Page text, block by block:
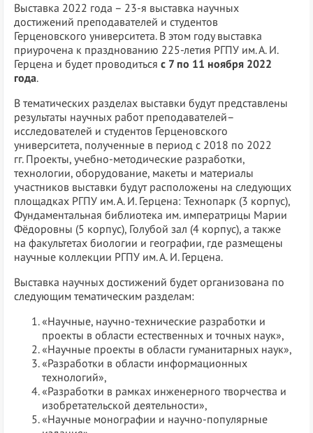
Выставка 2022 года – 23-я выставка научных
достижений преподавателей и студентов
Герценовского университета. В этом году выставка
приурочена к празднованию 225-летия РГПУ им. А. И.
Герцена и будет проводиться с 7 по 11 ноября 2022
года.
В тематических разделах выставки будут представлены
результаты научных работ преподавателей–
исследователей и студентов Герценовского
университета, полученные в период с 2018 по 2022
гг. Проекты, учебно-методические разработки,
технологии, оборудование, макеты и материалы
участников выставки будут расположены на следующих
площадках РГПУ им. А. И. Герцена: Технопарк (3 корпус),
Фундаментальная библиотека им. императрицы Марии
Фёдоровны (5 корпус), Голубой зал (4 корпус), а также
на факультетах биологии и географии, где размещены
научные коллекции РГПУ им. А. И. Герцена.
Выставка научных достижений будет организована по
следующим тематическим разделам:
«Научные, научно-технические разработки и
проекты в области естественных и точных наук»,
«Научные проекты в области гуманитарных наук»,
«Разработки в области информационных
технологий»,
«Разработки в рамках инженерного творчества и
изобретательской деятельности»,
«Научные монографии и научно-популярные